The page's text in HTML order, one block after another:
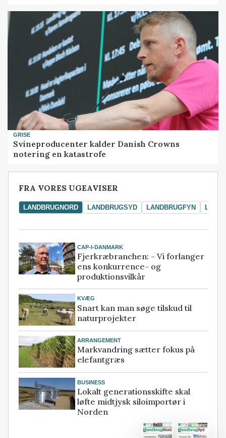
GRISE
Svineproducenter kalder Danish Crowns
notering en katastrofe
FRA VORES UGEAVISER
LANDBRUGNORD LANDBRUGSYD LANDBRUGFYN
CAP-I-DANMARK
Fjerkræbranchen: - Vi forlanger
ens konkurrence- og
produktionsvilkår
KVÆG
Snart kan man søge tilskud til
naturprojekter
ARRANGEMENT
Markvandring sætter fokus på
elefantgræs
BUSINESS
Lokalt generationsskifte skal
løfte midtjysk siloimportør i
Norden